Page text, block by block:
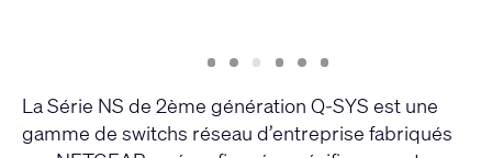
Slide
1 Slide
2 Slide
3 Slide
4 Slide
5 Slide
6
La Série NS de 2ème génération Q-SYS est une
gamme de switchs réseau d’entreprise fabriqués